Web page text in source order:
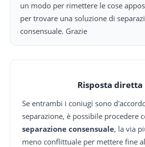
un modo per rimettere le cose
per trovare una soluzione di
consensuale. Grazie
Risposta diretta
Se entrambi i coniugi sono
separazione, è possibile procedere
separazione consensuale, la via
meno conflittuale per mettere fine